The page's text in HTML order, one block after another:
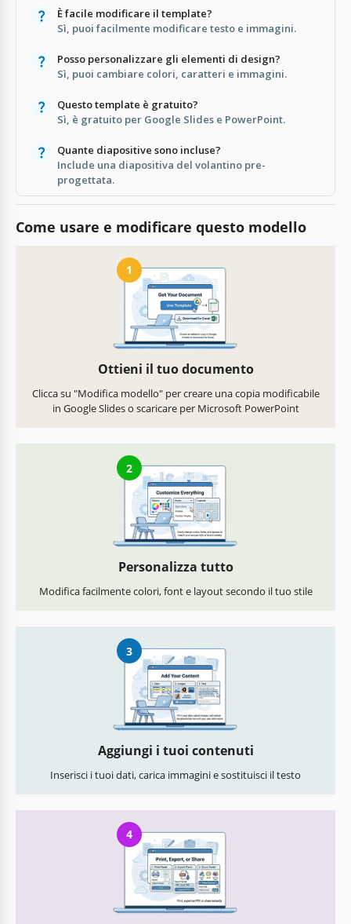
È facile modificare il template?
Sì, puoi facilmente modificare testo e immagini.
Posso personalizzare gli elementi di design?
Sì, puoi cambiare colori, caratteri e immagini.
Questo template è gratuito?
Sì, è gratuito per Google Slides e PowerPoint.
Quante diapositive sono incluse?
Include una diapositiva del volantino pre-
progettata.
Come usare e modificare questo modello
1
Ottieni il tuo documento
Clicca su "Modifica modello" per creare una copia modificabile
in Google Slides o scaricare per Microsoft PowerPoint
2
Personalizza tutto
Modifica facilmente colori, font e layout secondo il tuo stile
3
Aggiungi i tuoi contenuti
Inserisci i tuoi dati, carica immagini e sostituisci il testo
4